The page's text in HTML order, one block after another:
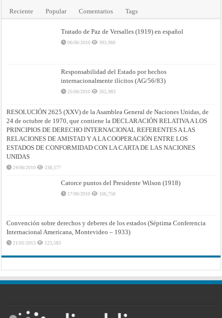
Reciente Popular Comentarios Tags
Tratado de Paz de Versalles (1919) en español
06/06/2010 393,960
Responsabilidad del Estado por hechos
internacionalmente ilícitos (AG/56/83)
25/06/2010 262,983
RESOLUCIÓN 2625 (XXV) de la Asamblea General de Naciones Unidas, de
24 de octubre de 1970, que contiene la DECLARACIÓN RELATIVA A LOS
PRINCIPIOS DE DERECHO INTERNACIONAL REFERENTES A LAS
RELACIONES DE AMISTAD Y A LA COOPERACIÓN ENTRE LOS
ESTADOS DE CONFORMIDAD CON LA CARTA DE LAS NACIONES
UNIDAS
24/06/2010 238,577
Catorce puntos del Presidente Wilson (1918)
17/06/2010 166,758
Convención sobre derechos y deberes de los estados (Séptima Conferencia
Internacional Americana, Montevideo – 1933)
21/01/2013 123,583